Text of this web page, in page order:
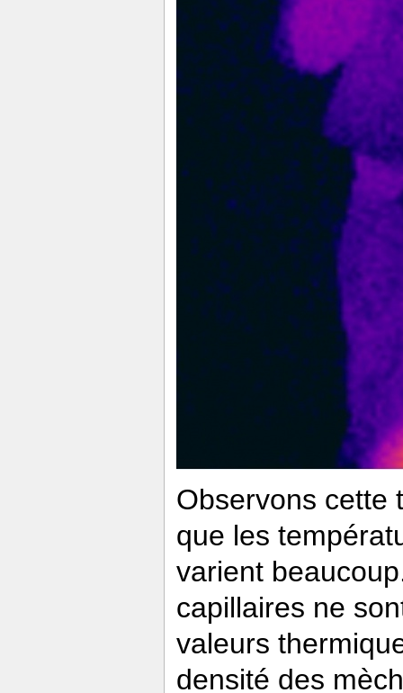
Observons cette
que les
varient
capillaires ne
valeurs
densité des